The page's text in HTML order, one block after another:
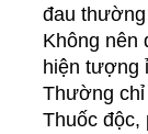
đau
Không nên
hiện tượng
Thường chỉ
Thuốc độc,